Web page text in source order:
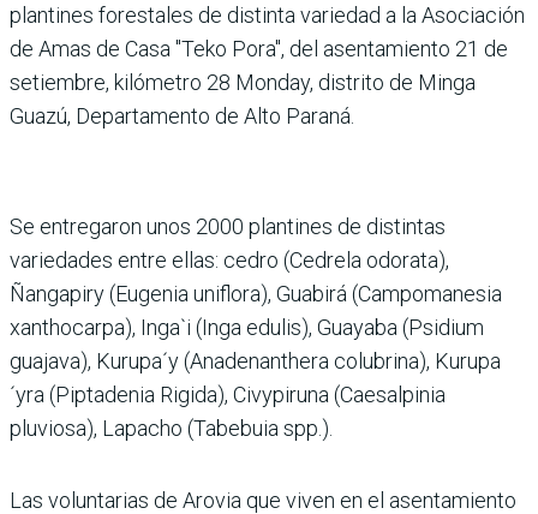
plantines forestales de distinta variedad a la Asociación
de Amas de Casa "Teko Pora", del asentamiento 21 de
setiembre, kilómetro 28 Monday, distrito de Minga
Guazú, Departamento de Alto Paraná.
Se entregaron unos 2000 plantines de distintas
variedades entre ellas: cedro (Cedrela odorata),
Ñangapiry (Eugenia uniflora), Guabirá (Campomanesia
xanthocarpa), Inga`i (Inga edulis), Guayaba (Psidium
guajava), Kurupa´y (Anadenanthera colubrina), Kurupa
´yra (Piptadenia Rigida), Civypiruna (Caesalpinia
pluviosa), Lapacho (Tabebuia spp.).
Las voluntarias de Arovia que viven en el asentamiento